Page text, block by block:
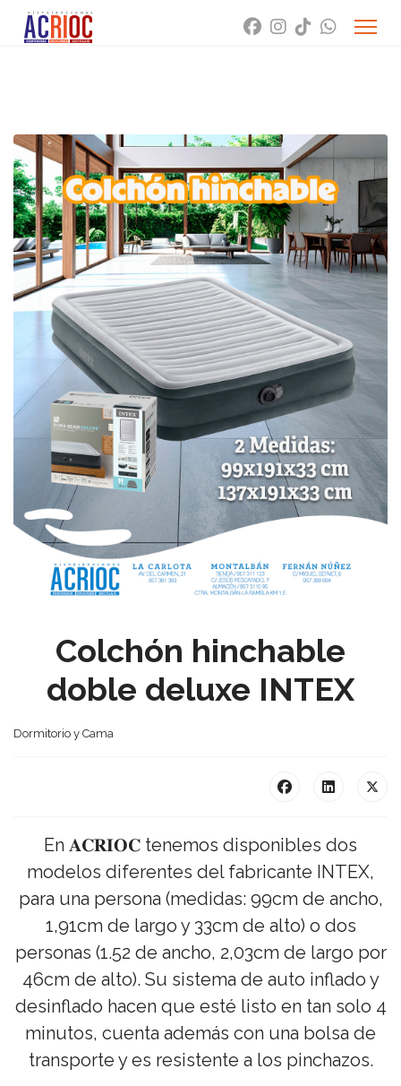
Colchón hinchable
doble deluxe INTEX
Dormitorio y Cama
En 𝐀𝐂𝐑𝐈𝐎𝐂 tenemos disponibles dos
modelos diferentes del fabricante INTEX,
para una persona (medidas: 99cm de ancho,
1,91cm de largo y 33cm de alto) o dos
personas (1.52 de ancho, 2,03cm de largo por
46cm de alto). Su sistema de auto inflado y
desinflado hacen que esté listo en tan solo 4
minutos, cuenta además con una bolsa de
transporte y es resistente a los pinchazos.